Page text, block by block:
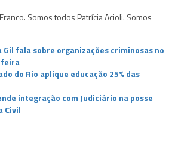
Somos todos Patrícia Acioli. Somos
Gil fala sobre organizações criminosas no
feira
do Rio aplique educação 25% das
integração com Judiciário na posse
Civil